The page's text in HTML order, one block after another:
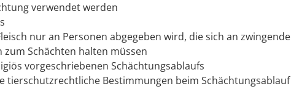
verwendet werden
nur an Personen abgegeben wird, die sich an zwingende
Schächten halten müssen
vorgeschriebenen Schächtungsablaufs
tierschutzrechtliche Bestimmungen beim Schächtungsablauf